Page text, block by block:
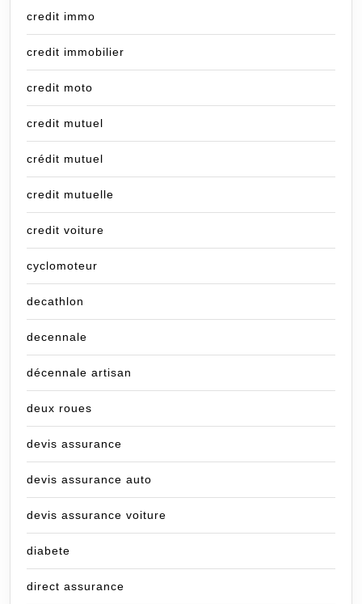
credit immo
credit immobilier
credit moto
credit mutuel
crédit mutuel
credit mutuelle
credit voiture
cyclomoteur
decathlon
decennale
décennale artisan
deux roues
devis assurance
devis assurance auto
devis assurance voiture
diabete
direct assurance